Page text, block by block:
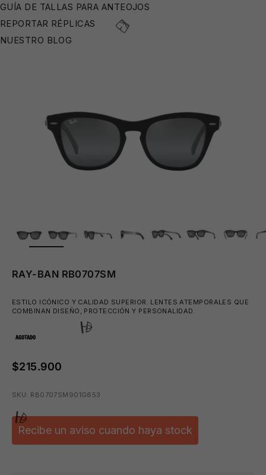
GUÍA DE TALLAS PARA ANTEOJOS
REPORTAR RÉPLICAS
NUESTRO BLOG
ZOOM
RAY-BAN RB0707SM
ESTILO ICÓNICO Y CALIDAD SUPERIOR. LENTES ATEMPORALES QUE
COMBINAN DISEÑO, PROTECCIÓN Y PERSONALIDAD.
AGOTADO
$215.900
SKU: RB0707SM901G653
Recibe un aviso cuando haya stock
🩳